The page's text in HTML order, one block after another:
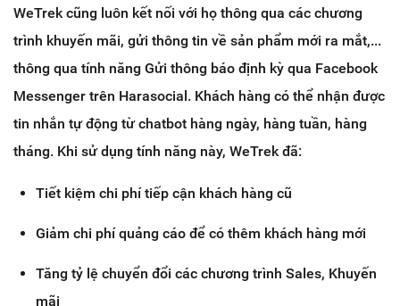
WeTrek cũng luôn kết nối với họ thông qua các chương
trình khuyến mãi, gửi thông tin về sản phẩm mới ra mắt,...
thông qua tính năng Gửi thông báo định kỳ qua Facebook
Messenger trên Harasocial. Khách hàng có thể nhận được
tin nhắn tự động từ chatbot hàng ngày, hàng tuần, hàng
tháng. Khi sử dụng tính năng này, WeTrek đã:
Tiết kiệm chi phí tiếp cận khách hàng cũ
Giảm chi phí quảng cáo để có thêm khách hàng mới
Tăng tỷ lệ chuyển đổi các chương trình Sales, Khuyến
mãi